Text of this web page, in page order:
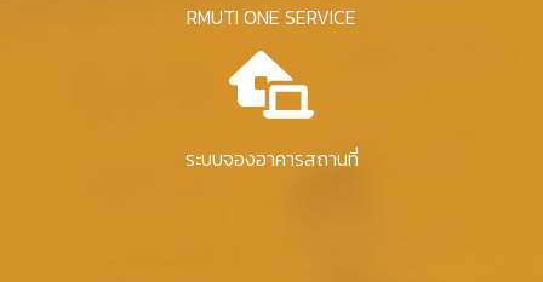
RMUTI ONE SERVICE
ระบบจองอาคารสถานที่